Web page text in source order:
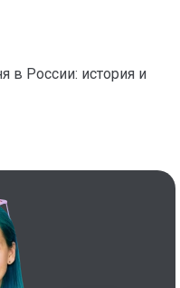
в России: история и